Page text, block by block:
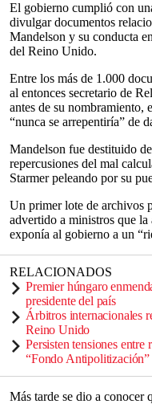
El gobierno cumplió con
divulgar documentos
Mandelson y su conducta
del Reino Unido.
Entre los más de 1.000
al entonces secretario de
antes de su nombramiento,
“nunca se arrepentiría” de
Mandelson fue destituido
repercusiones del mal
Starmer peleando por su
Un primer lote de archivos
advertido a ministros que
exponía al gobierno a un
RELACIONADOS
Premier húngaro
presidente del país
Árbitros internacionales
Reino Unido
Persisten tensiones
“Fondo Antipolitización”
Más tarde se dio a conocer